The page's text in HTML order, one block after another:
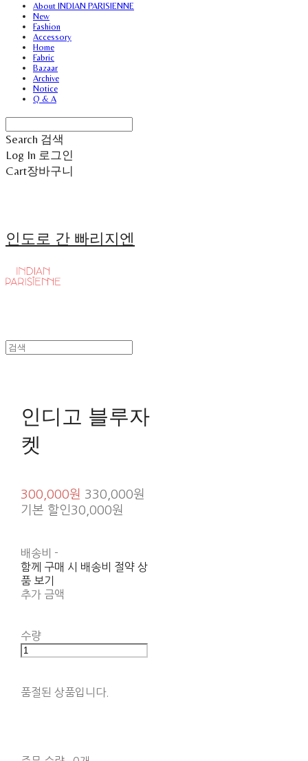
About INDIAN PARISIENNE
New
Fashion
Accessory
Home
Fabric
Bazaar
Archive
Notice
Q & A
Search 검색
Log In 로그인
Cart장바구니
인도로 간 빠리지엔
인디고 블루자
켓
300,000원 330,000원
기본 할인30,000원
배송비 -
함께 구매 시 배송비 절약 상
품 보기
추가 금액
수량
품절된 상품입니다.